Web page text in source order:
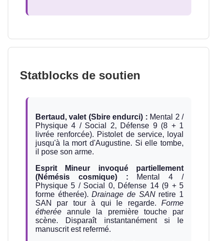
Statblocks de soutien
Bertaud, valet (Sbire endurci) : Mental 2 /
Physique 4 / Social 2, Défense 9 (8 + 1
livrée renforcée). Pistolet de service, loyal
jusqu'à la mort d'Augustine. Si elle tombe,
il pose son arme.
Esprit Mineur invoqué partiellement
(Némésis cosmique) : Mental 4 /
Physique 5 / Social 0, Défense 14 (9 + 5
forme étherée).Drainage de SANretire 1
SAN par tour à qui le regarde. Forme
étherée annule la première touche par
scène. Disparaît instantanément si le
manuscrit est refermé.